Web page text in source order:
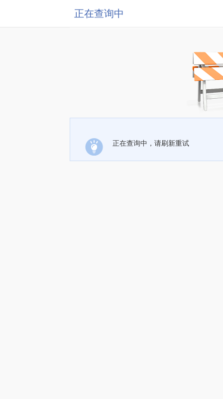
正在查询中
正在查询中，请刷新重试